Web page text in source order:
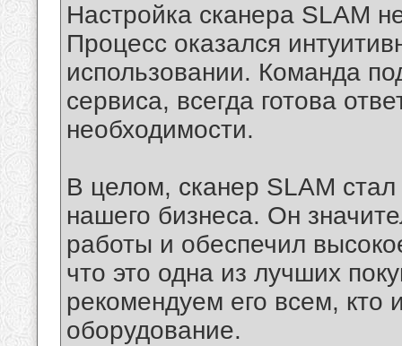
Настройка сканера SLAM
Процесс оказался
использовании. Команда
сервиса, всегда готова
необходимости.
В целом, сканер SLAM
нашего бизнеса. Он
работы и обеспечил
что это одна из лучших
рекомендуем его всем, кто
оборудование.